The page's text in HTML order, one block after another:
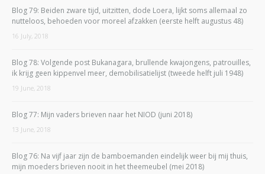
Blog 79: Beiden zware tijd, uitzitten, dode Loera, lijkt soms allemaal zo
nutteloos, behoeden voor moreel afzakken (eerste helft augustus 48)
16 July, 2018
Blog 78: Volgende post Bukanagara, brullende kwajongens, patrouilles,
ik krijg geen kippenvel meer, demobilisatielijst (tweede helft juli 1948)
19 June, 2018
Blog 77: Mijn vaders brieven naar het NIOD (juni 2018)
13 June, 2018
Blog 76: Na vijf jaar zijn de bamboemanden eindelijk weer bij mij thuis,
mijn moeders brieven nooit in het theemeubel (mei 2018)